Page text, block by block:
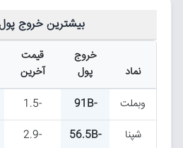
موج
9.6B
2.5
شسپا
7.3B
0.5
ونوین
7.3B
-2.7
بیشترین خروج
نماد
خروج
پول
قیمت
آخرین
وبملت -91B
-1.5
شپنا
-56.5B
-2.9